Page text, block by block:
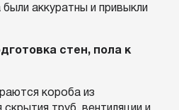
аккуратны и привыкли
стен, пола к
короба из